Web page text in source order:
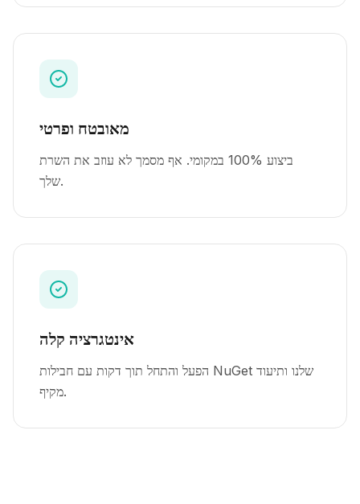
מאובטח ופרטי
ביצוע 100% במקומי. אף מסמך לא עוזב את השרת
שלך.
אינטגרציה קלה
הפעל והתחל תוך דקות עם חבילות NuGet שלנו ותיעוד
מקיף.